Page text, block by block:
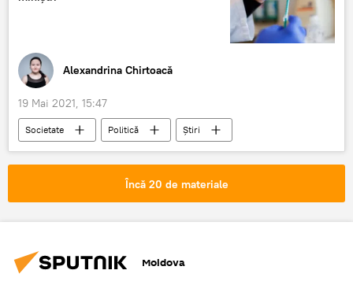
Alexandrina Chirtoacă
19 Mai 2021, 15:47
Societate Politică
Știri
Guvern
ședință
miniștri
Încă 20 de materiale
Moldova